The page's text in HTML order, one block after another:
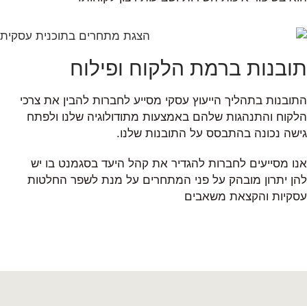
תובנות ברמת הלקוח ופילוח
התובנות בתהליך הייעוץ עסקי מסייע לחברות להבין את צרכי
הלקוח והתנהגות שלהם באמצעות מתודולוגיה שלנו ולפתח
גישה נכונה בהתבסס על התובנות שלנו.
אנו מסייעים לחברות להגדיר את קהל היעד בסגמנט בו יש
להן יתרון מובהק על פני המתחרים על מנת לשפר החלטות
עסקיות והקצאת משאבים